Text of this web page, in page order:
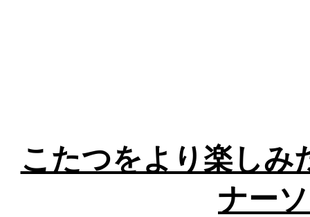
こたつをより楽しみ
ナー